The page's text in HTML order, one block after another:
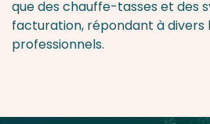
que des chauffe-tasses et des
facturation, répondant à divers
professionnels.